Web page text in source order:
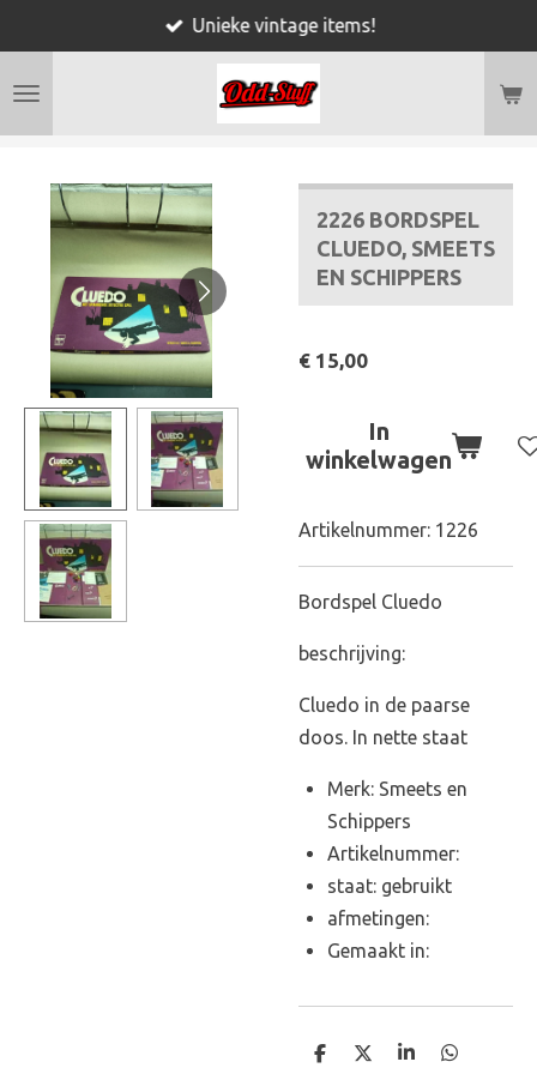
naar
Unieke vintage items!
2226 BORDSPEL
CLUEDO, SMEETS
EN SCHIPPERS
€ 15,00
In
winkelwagen
Artikelnummer: 1226
Bordspel Cluedo
beschrijving:
Cluedo in de paarse
doos. In nette staat
Merk: Smeets en
Schippers
Artikelnummer:
staat: gebruikt
afmetingen:
Gemaakt in:
D
D
S
D